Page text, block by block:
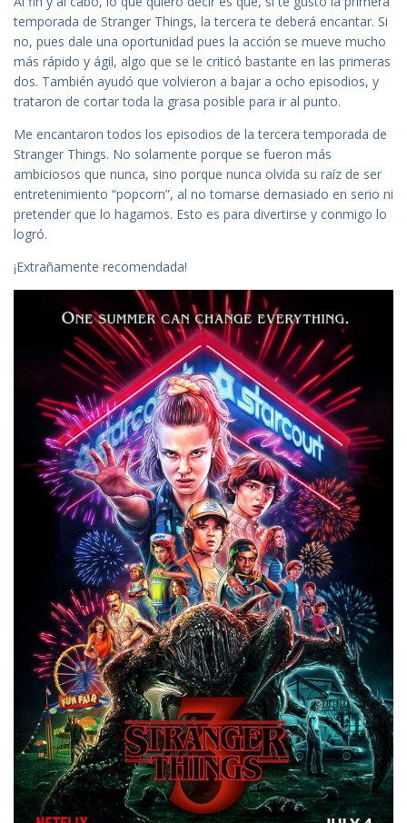
temporada de Stranger Things, la tercera te deberá encantar. Si
no, pues dale una oportunidad pues la acción se mueve mucho
más rápido y ágil, algo que se le criticó bastante en las primeras
dos. También ayudó que volvieron a bajar a ocho episodios, y
trataron de cortar toda la grasa posible para ir al punto.
Me encantaron todos los episodios de la tercera temporada de
Stranger Things. No solamente porque se fueron más
ambiciosos que nunca, sino porque nunca olvida su raíz de ser
entretenimiento “popcorn”, al no tomarse demasiado en serio ni
pretender que lo hagamos. Esto es para divertirse y conmigo lo
logró.
¡Extrañamente recomendada!